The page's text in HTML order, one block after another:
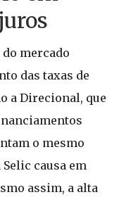
mercado
das taxas de
a Direcional, que
o mesmo
causa em
assim, a alta